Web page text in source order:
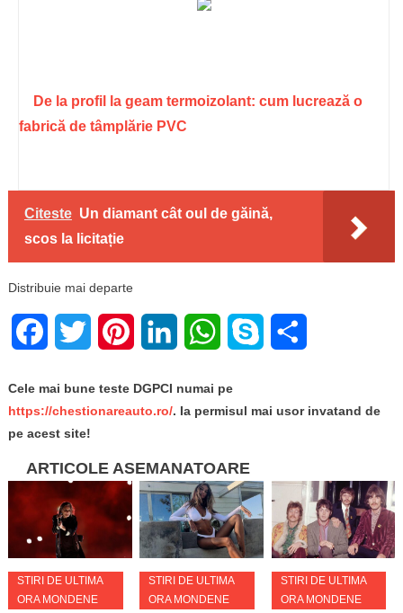
De la profil la geam termoizolant: cum lucrează o
fabrică de tâmplărie PVC
Citeste Un diamant cât oul de găină,
scos la licitație
Distribuie mai departe
FacebookTwitter PinterestLinkedIn WhatsApp
Skype
Cele mai bune teste DGPCI numai pe
https://chestionareauto.ro/. Ia permisul mai usor invatand de
pe acest site!
ARTICOLE ASEMANATOARE
STIRI DE ULTIMA
ORA MONDENE
STIRI DE ULTIMA
ORA MONDENE
STIRI DE ULTIMA
ORA MONDENE